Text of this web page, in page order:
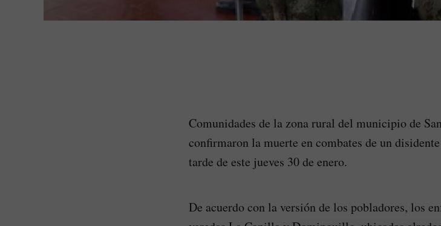
Comunidades de la zona rural del municipio de
confirmaron la muerte en combates de un
tarde de este jueves 30 de enero.
De acuerdo con la versión de los pobladores, los